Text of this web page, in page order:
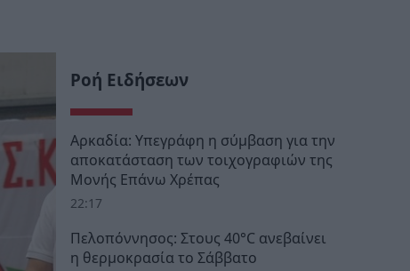
Ροή Ειδήσεων
Αρκαδία: Υπεγράφη η σύμβαση για την
αποκατάσταση των τοιχογραφιών της
Μονής Επάνω Χρέπας
22:17
Πελοπόννησος: Στους 40°C ανεβαίνει
η θερμοκρασία το Σάββατο